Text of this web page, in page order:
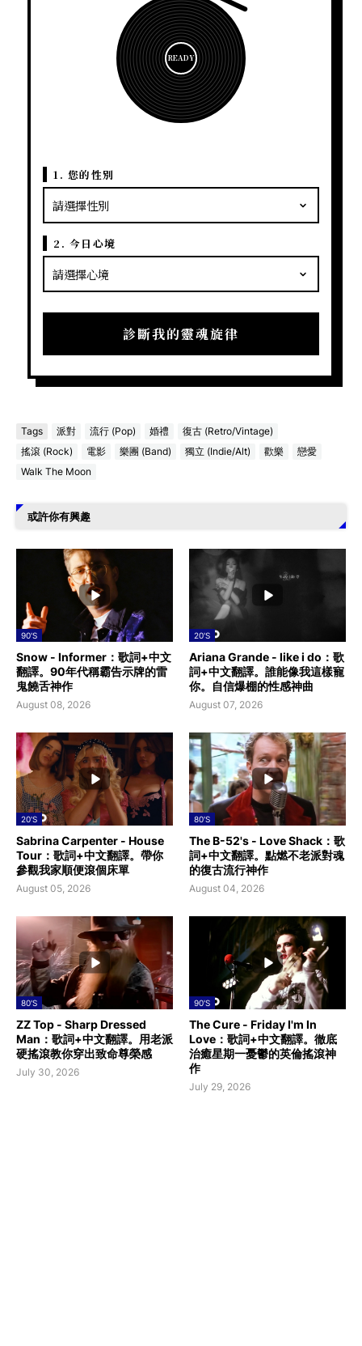
READY
1. 您的性別
2. 今日心境
診斷我的靈魂旋律
Tags 派對 流行 (Pop) 婚禮
復古 (Retro/Vintage)
搖滾 (Rock)
電影 樂團 (Band) 獨立 (Indie/Alt) 歡樂
戀愛
Walk The Moon
或許你有興趣
90'S
Snow - Informer：歌詞+中文
翻譯。90年代稱霸告示牌的雷
鬼饒舌神作
August 08, 2026
20'S
Ariana Grande - like i do：歌
詞+中文翻譯。誰能像我這樣寵
你。自信爆棚的性感神曲
August 07, 2026
20'S
Sabrina Carpenter - House
Tour：歌詞+中文翻譯。帶你
參觀我家順便滾個床單
August 05, 2026
80'S
The B-52's - Love Shack：歌
詞+中文翻譯。點燃不老派對魂
的復古流行神作
August 04, 2026
80'S
ZZ Top - Sharp Dressed
Man：歌詞+中文翻譯。用老派
硬搖滾教你穿出致命尊榮感
July 30, 2026
90'S
The Cure - Friday I'm In
Love：歌詞+中文翻譯。徹底
治癒星期一憂鬱的英倫搖滾神
作
July 29, 2026